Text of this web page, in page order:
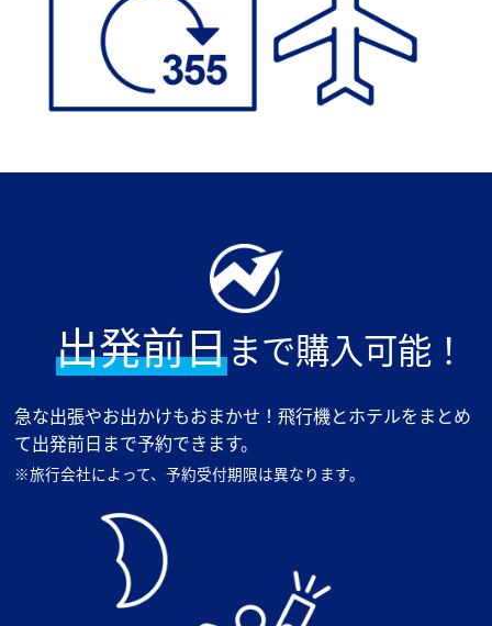
出発前日まで購入可能！
急な出張やお出かけもおまかせ！飛行機とホテルをまとめ
て出発前日まで予約できます。
※旅行会社によって、予約受付期限は異なります。